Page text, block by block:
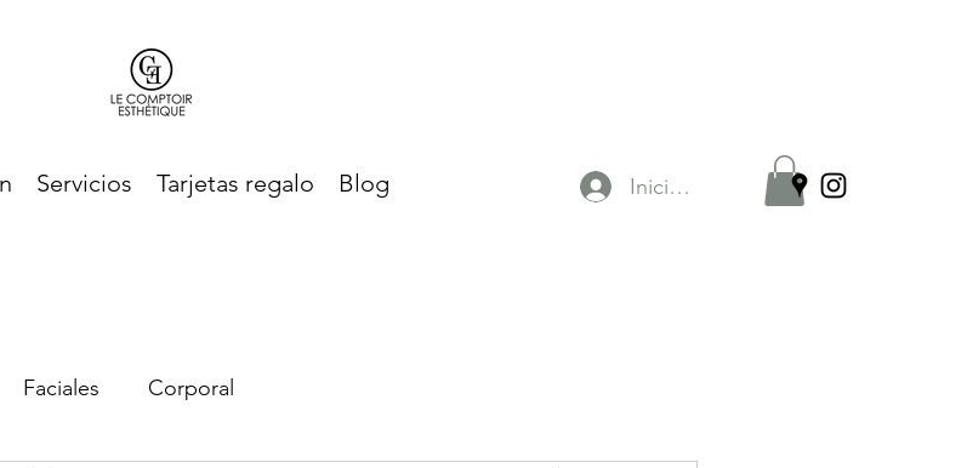
Servicios Tarjetas regalo Blog Iniciar sesión
Faciales Corporal